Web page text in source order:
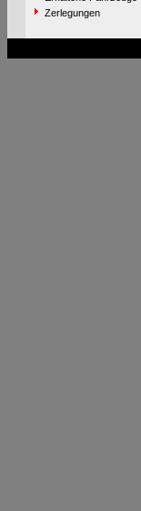
Zerlegungen